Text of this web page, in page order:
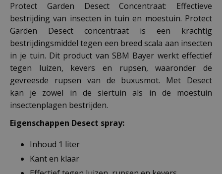
Protect Garden Desect Concentraat: Effectieve
bestrijding van insecten in tuin en moestuin. Protect
Garden Desect concentraat is een krachtig
bestrijdingsmiddel tegen een breed scala aan insecten
in je tuin. Dit product van SBM Bayer werkt effectief
tegen luizen, kevers en rupsen, waaronder de
gevreesde rupsen van de buxusmot. Met Desect
kan je zowel in de siertuin als in de moestuin
insectenplagen bestrijden.
Eigenschappen Desect spray:
Inhoud 1 liter
Kant en klaar